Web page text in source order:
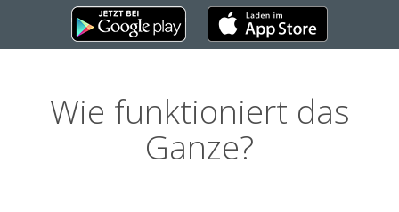
Wie funktioniert das
Ganze?